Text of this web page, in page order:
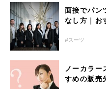
面接でパン
なし方｜お
スーツ
ノーカラー
すめの販売